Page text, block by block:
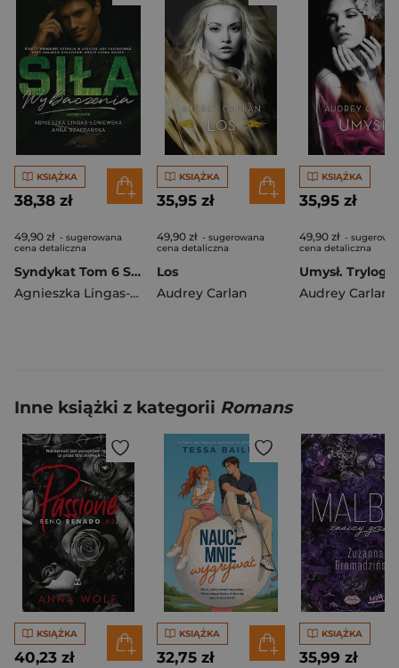
KSIĄŻKA
38,38 zł
49,90 zł - sugerowana
cena detaliczna
Syndykat Tom 6 Siła wybaczenia
Agnieszka Lingas-Łoniewska
, Anna Szafrańska
KSIĄŻKA
35,95 zł
49,90 zł - sugerowana
cena detaliczna
Los
Audrey Carlan
KSIĄŻKA
35,95 zł
49,90 zł -
cena detaliczna
Audrey Carlan
Inne książki z kategorii Romans
KSIĄŻKA
40,23 zł
KSIĄŻKA
32,75 zł
KSIĄŻKA
35,99 zł